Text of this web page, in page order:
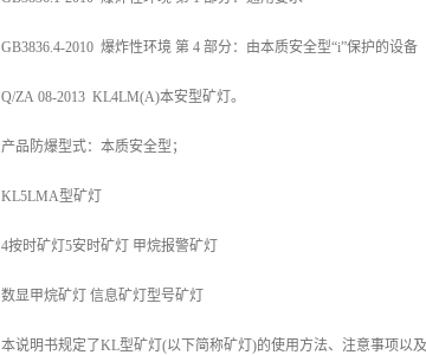
GB3836.4-2010 爆炸性环境 第 4 部分：由本质安全型“i”保护的设备
Q/ZA 08-2013 KL4LM(A)本安型矿灯。
产品防爆型式：本质安全型；
KL5LMA型矿灯
4按时矿灯5安时矿灯 甲烷报警矿灯
数显甲烷矿灯 信息矿灯型号矿灯
本说明书规定了KL型矿灯(以下简称矿灯)的使用方法、注意事项以